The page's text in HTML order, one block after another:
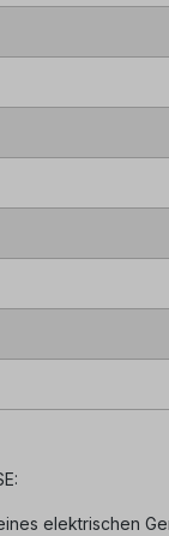
elektrischen